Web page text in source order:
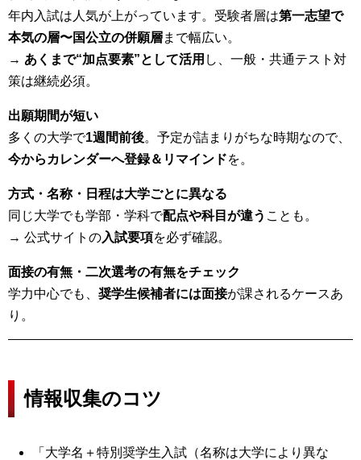
年内入試は人気が上がっています。受験者層は第一志望で
本気の層〜国公立の併願層まで幅広い。
→ あくまで“加点要素”として活用 し、一般・共通テスト対
策は継続必須。
出願期間が短い
多くの大学で1週間前後。予定が詰まりがちな時期なので、
今からカレンダーへ登録＆リマインドを。
方式・名称・日程は大学ごとに異なる
同じ大学でも学部・学科で配点や科目が違う ことも。
→ 公式サイトの入試要項を必ず確認。
面接の有無・二次選考の有無をチェック
学力中心でも、 奨学生候補者には面接が課されるケースあ
り。
情報収集のコツ
「大学名＋特別奨学生入試（名称は大学により異な